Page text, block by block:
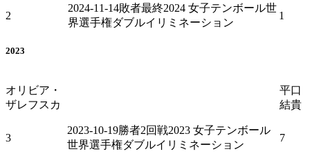
2
2024-11-14敗者最終2024 女子テンボール世
界選手権ダブルイリミネーション
1
2023
オリビア・
ザレフスカ
平口
結貴
3
2023-10-19勝者2回戦2023 女子テンボール
世界選手権ダブルイリミネーション
7